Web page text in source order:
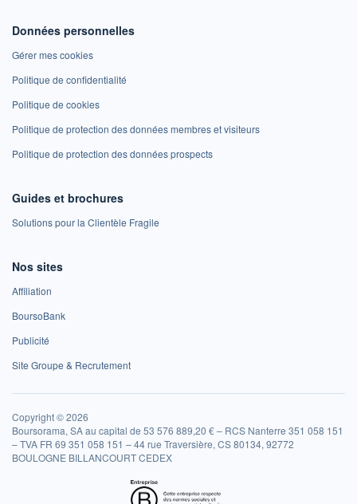
Données personnelles
Gérer mes cookies
Politique de confidentialité
Politique de cookies
Politique de protection des données membres et visiteurs
Politique de protection des données prospects
Guides et brochures
Solutions pour la Clientèle Fragile
Nos sites
Affiliation
BoursoBank
Publicité
Site Groupe & Recrutement
Copyright © 2026
Boursorama, SA au capital de 53 576 889,20 € – RCS Nanterre 351 058 151
– TVA FR 69 351 058 151 – 44 rue Traversière, CS 80134, 92772
BOULOGNE BILLANCOURT CEDEX